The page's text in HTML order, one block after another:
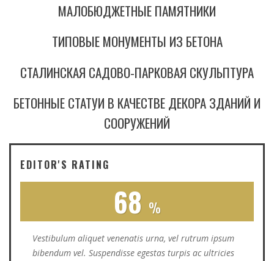
МАЛОБЮДЖЕТНЫЕ ПАМЯТНИКИ
ТИПОВЫЕ МОНУМЕНТЫ ИЗ БЕТОНА
СТАЛИНСКАЯ САДОВО-ПАРКОВАЯ СКУЛЬПТУРА
БЕТОННЫЕ СТАТУИ В КАЧЕСТВЕ ДЕКОРА ЗДАНИЙ И
СООРУЖЕНИЙ
EDITOR'S RATING
68
Vestibulum aliquet venenatis urna, vel rutrum ipsum
bibendum vel. Suspendisse egestas turpis ac ultricies